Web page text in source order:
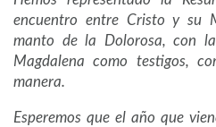
encuentro entre Cristo y su
manto de la Dolorosa, con
Magdalena como testigos,
manera.
Esperemos que el año que